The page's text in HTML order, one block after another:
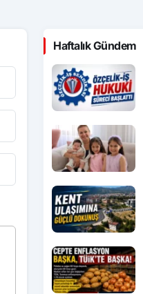
Haftalık Gündem